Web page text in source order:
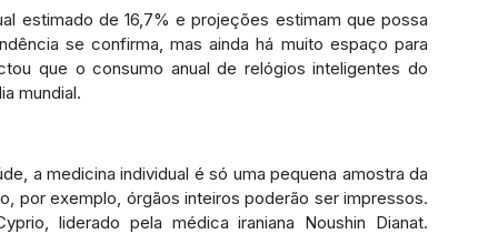
estimado de 16,7% e projeções estimam que possa
se confirma, mas ainda há muito espaço para
que o consumo anual de relógios inteligentes do
mundial.
a medicina individual é só uma pequena amostra da
por exemplo, órgãos inteiros poderão ser impressos.
liderado pela médica iraniana Noushin Dianat.